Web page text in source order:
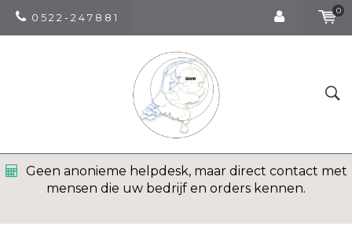
0 5 2 2 - 2 4 7 8 8 1
0
Geen anonieme helpdesk, maar direct contact met
mensen die uw bedrijf en orders kennen.